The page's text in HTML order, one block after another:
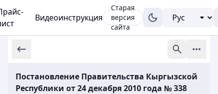
Видеоинструкция
Старая
версия
сайта
Постановление Правительства Кыргызской
Республики от 24 декабря 2010 года № 338